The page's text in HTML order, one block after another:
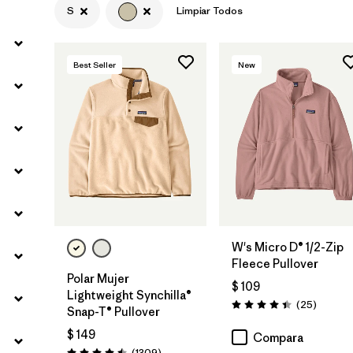
Filtrar por
Materials & Fabric
Filtrar por
Silhouette
Filtrar por
Product Family
S Limpiar Todos
Best Seller
Polar Mujer
Lightweight Synchilla®
Snap-T® Pullover
$ 149
New
W's Micro D® 1/2-Zip
Fleece Pullover
$ 109
Valoración: 4.4 / 5
(25)
Compara